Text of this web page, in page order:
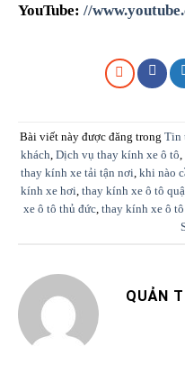
YouTube: //
Bài viết này được đăng trong Tin
khách, Dịch vụ thay kính xe ô tô,
thay kính xe tải tận nơi, khi nào
kính xe hơi, thay kính xe ô tô
xe ô tô thủ đức, thay kính xe ô
QUẢN